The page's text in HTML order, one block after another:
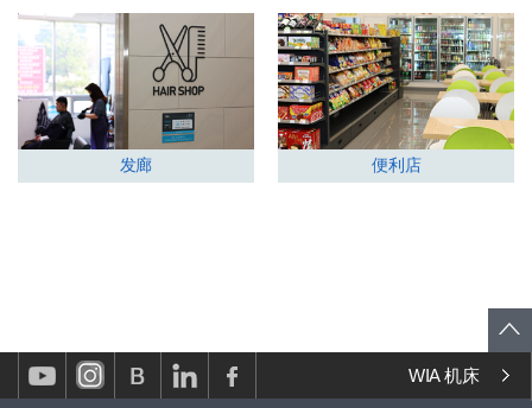
发廊 便利店
WIA 机床